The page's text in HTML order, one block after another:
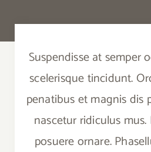
Suspendisse at semper
scelerisque tincidunt.
penatibus et magnis dis
nascetur ridiculus
posuere ornare.